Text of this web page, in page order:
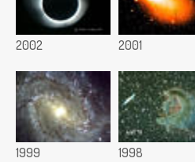
2002 2001
1999 1998